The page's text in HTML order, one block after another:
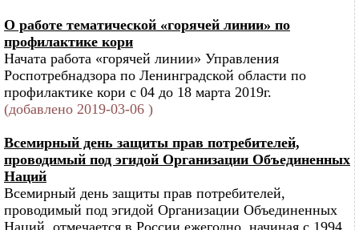
О работе тематической «горячей линии» по
профилактике кори
Начата работа «горячей линии» Управления
Роспотребнадзора по Ленинградской области по
профилактике кори с 04 до 18 марта 2019г.
(добавлено 2019-03-06 )
Всемирный день защиты прав потребителей,
проводимый под эгидой Организации Объединенных
Наций
Всемирный день защиты прав потребителей,
проводимый под эгидой Организации Объединенных
Наций, отмечается в России ежегодно, начиная с 1994